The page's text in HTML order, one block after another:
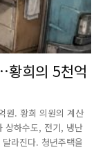
황희의 5천억
원. 황희 의원의 계산
상하수도, 전기, 냉난
라진다. 청년주택을